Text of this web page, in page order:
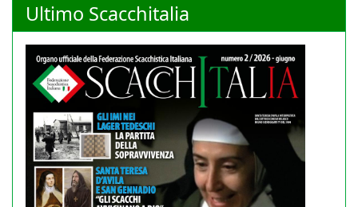
Ultimo Scacchitalia